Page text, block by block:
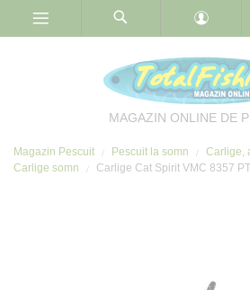
MAGAZIN ONLINE DE
Magazin Pescuit Pescuit la somn
Carlige,
Carlige somn
Carlige Cat Spirit VMC 8357